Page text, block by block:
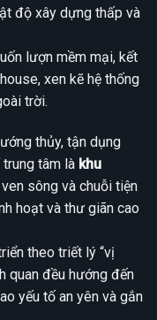
độ xây dựng thấp và
lượn mềm mại, kết
xen kẽ hệ thống
trời.
thủy, tận dụng
tâm là khu
sông và chuỗi tiện
hoạt và thư giãn cao
theo triết lý “vị
quan đều hướng đến
yếu tố an yên và gắn